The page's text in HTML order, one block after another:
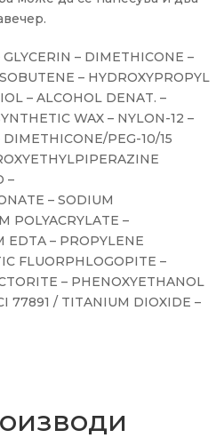
– DIMETHICONE –
– HYDROXYPROPYL
– ALCOHOL DENAT. –
WAX – NYLON-12 –
PEG-10/15
–
– SODIUM
POLYACRYLATE –
EDTA – PROPYLENE
FLUORPHLOGOPITE –
– PHENOXYETHANOL
77891 / TITANIUM DIOXIDE –